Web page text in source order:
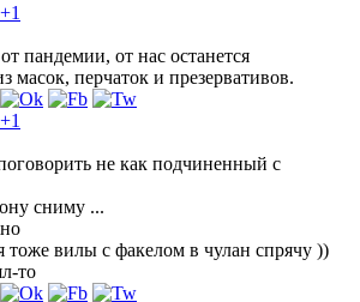
+1
пандемии, от нас останется
масок, перчаток и презервативов.
+1
не как подчиненный с
сниму ...
тоже вилы с факелом в чулан спрячу ))
то